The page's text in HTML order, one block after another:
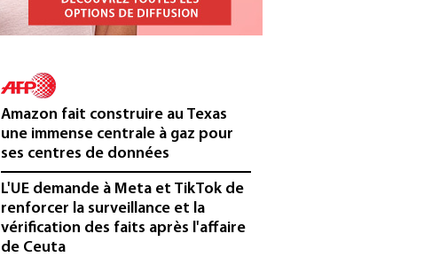
Amazon fait construire au Texas
une immense centrale à gaz pour
ses centres de données
L'UE demande à Meta et TikTok de
renforcer la surveillance et la
vérification des faits après l'affaire
de Ceuta